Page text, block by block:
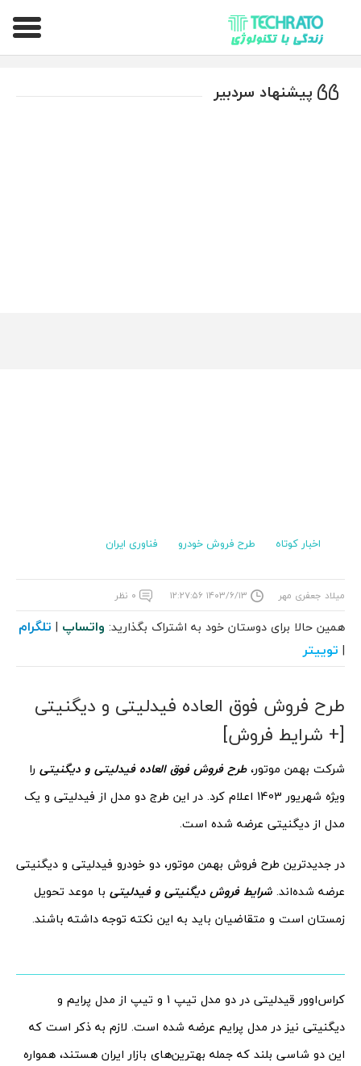
تکراتو – زندگی با تکنولوژی
پیشنهاد سردبیر
اخبار کوتاه طرح فروش خودرو فناوری ایران
میلاد جعفری مهر ۱۴۰۳/۶/۱۳ ۱۲:۲۷:۵۶ ۰ نظر
همین حالا برای دوستان خود به اشتراک بگذارید: واتساپ | تلگرام
| توییتر
طرح فروش فوق العاده فیدلیتی و دیگنیتی
[+ شرایط فروش]
شرکت بهمن موتور،طرح فروش فوق العاده فیدلیتی و دیگنیتی را
ویژه شهریور 1403 اعلام کرد. در این طرج دو مدل از فیدلیتی و یک
مدل از دیگنیتی عرضه شده است.
در جدیدترین طرح فروش بهمن موتور، دو خودرو فیدلیتی و دیگنیتی
عرضه شده‌اند. شرایط فروش دیگنیتی و فیدلیتی با موعد تحویل
زمستان است و متقاضیان باید به این نکته توجه داشته باشند.
کراس‌اوور قیدلیتی در دو مدل تیپ 1 و تیپ از مدل پرایم و
دیگنیتی نیز در مدل پرایم عرضه شده است. لازم به ذکر است که
این دو شاسی بلند که جمله بهترین‌های بازار ایران هستند، همواره